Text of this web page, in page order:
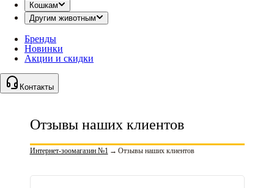
Кошкам
Другим животным
Бренды
Новинки
Акции и скидки
Контакты
Отзывы наших клиентов
Интернет-зоомагазин №1 → Отзывы наших клиентов